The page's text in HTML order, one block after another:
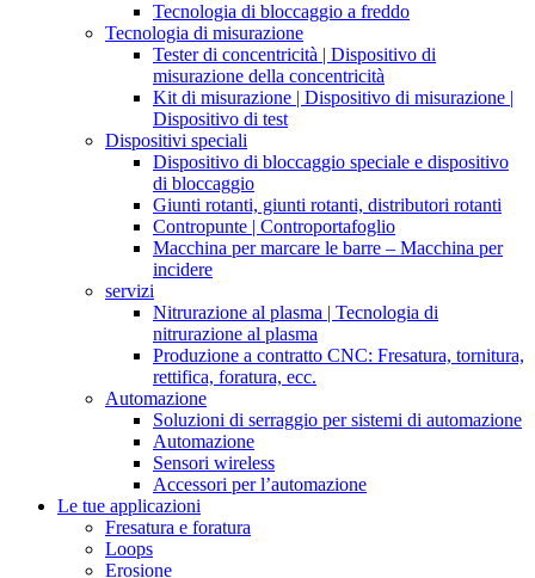
Tecnologia di bloccaggio a freddo
Tecnologia di misurazione
Tester di concentricità | Dispositivo di
misurazione della concentricità
Kit di misurazione | Dispositivo di misurazione |
Dispositivo di test
Dispositivi speciali
Dispositivo di bloccaggio speciale e dispositivo
di bloccaggio
Giunti rotanti, giunti rotanti, distributori rotanti
Contropunte | Controportafoglio
Macchina per marcare le barre – Macchina per
incidere
servizi
Nitrurazione al plasma | Tecnologia di
nitrurazione al plasma
Produzione a contratto CNC: Fresatura, tornitura,
rettifica, foratura, ecc.
Automazione
Soluzioni di serraggio per sistemi di automazione
Automazione
Sensori wireless
Accessori per l’automazione
Le tue applicazioni
Fresatura e foratura
Loops
Erosione